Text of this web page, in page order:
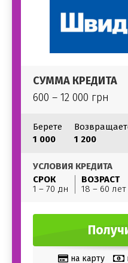
СУММА КРЕДИТА
600 – 12 000 грн
Берете
1 000
1 200
УСЛОВИЯ КРЕДИТА
СРОК
1 – 70 дн
ВОЗРАСТ
18 – 60 лет
на карту